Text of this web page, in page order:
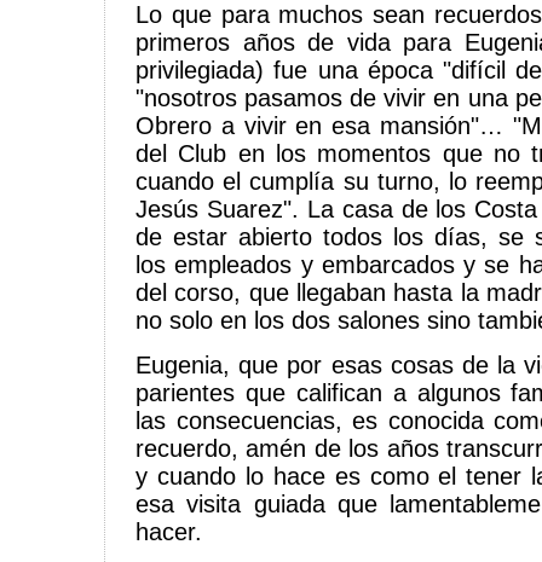
Lo que para muchos sean
primeros años de vida para
privilegiada) fue una época "difícil
"nosotros pasamos de vivir en una
Obrero a vivir en esa mansión"…
del Club en los momentos que no
cuando el cumplía su turno, lo
Jesús Suarez". La casa de los
de estar abierto todos los días, se
los empleados y embarcados y se
del corso, que llegaban hasta la
no solo en los dos salones sino
Eugenia, que por esas cosas de la
parientes que califican a algunos
las consecuencias, es conocida
recuerdo, amén de los años
y cuando lo hace es como el tener
esa visita guiada que
hacer.